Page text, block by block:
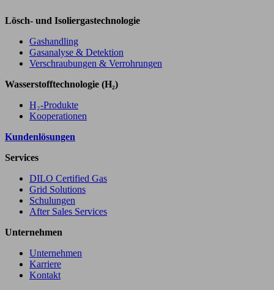
Lösch- und Isoliergastechnologie
Gashandling
Gasanalyse & Detektion
Verschraubungen & Verrohrungen
Wasserstofftechnologie (H₂)
H₂-Produkte
Kooperationen
Kundenlösungen
Services
DILO Certified Gas
Grid Solutions
Schulungen
After Sales Services
Unternehmen
Unternehmen
Karriere
Kontakt